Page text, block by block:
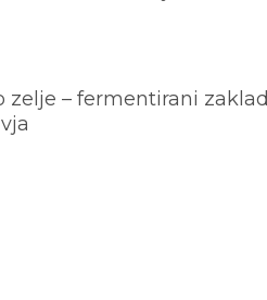
zelje – fermentirani zaklad